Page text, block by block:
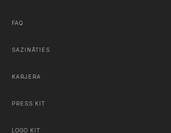
FAQ
SAZINĀTIES
KARJERA
PRESS KIT
LOGO KIT